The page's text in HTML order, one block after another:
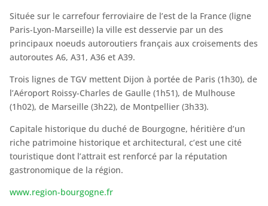
Située sur le carrefour ferroviaire de l’est de la France (ligne
Paris-Lyon-Marseille) la ville est desservie par un des
principaux noeuds autoroutiers français aux croisements des
autoroutes A6, A31, A36 et A39.
Trois lignes de TGV mettent Dijon à portée de Paris (1h30), de
l’Aéroport Roissy-Charles de Gaulle (1h51), de Mulhouse
(1h02), de Marseille (3h22), de Montpellier (3h33).
Capitale historique du duché de Bourgogne, héritière d’un
riche patrimoine historique et architectural, c’est une cité
touristique dont l’attrait est renforcé par la réputation
gastronomique de la région.
www.region-bourgogne.fr